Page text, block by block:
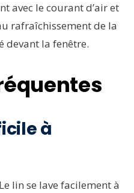
avec le courant d’air et
rafraîchissement de la
devant la fenêtre.
à
lin se lave facilement à